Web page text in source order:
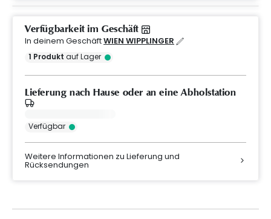
Verfügbarkeit im Geschäft
In deinem GeschäftWIEN WIPPLINGER
1 Produkt auf Lager
Lieferung nach Hause oder an eine Abholstation
Verfügbar
Weitere Informationen zu Lieferung und
Rücksendungen